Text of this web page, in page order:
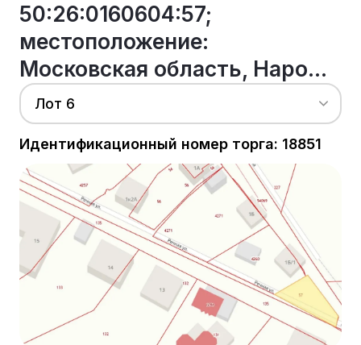
50:26:0160604:57;
местоположение:
Московская область, Наро...
Лот 6
Идентификационный номер торга: 18851